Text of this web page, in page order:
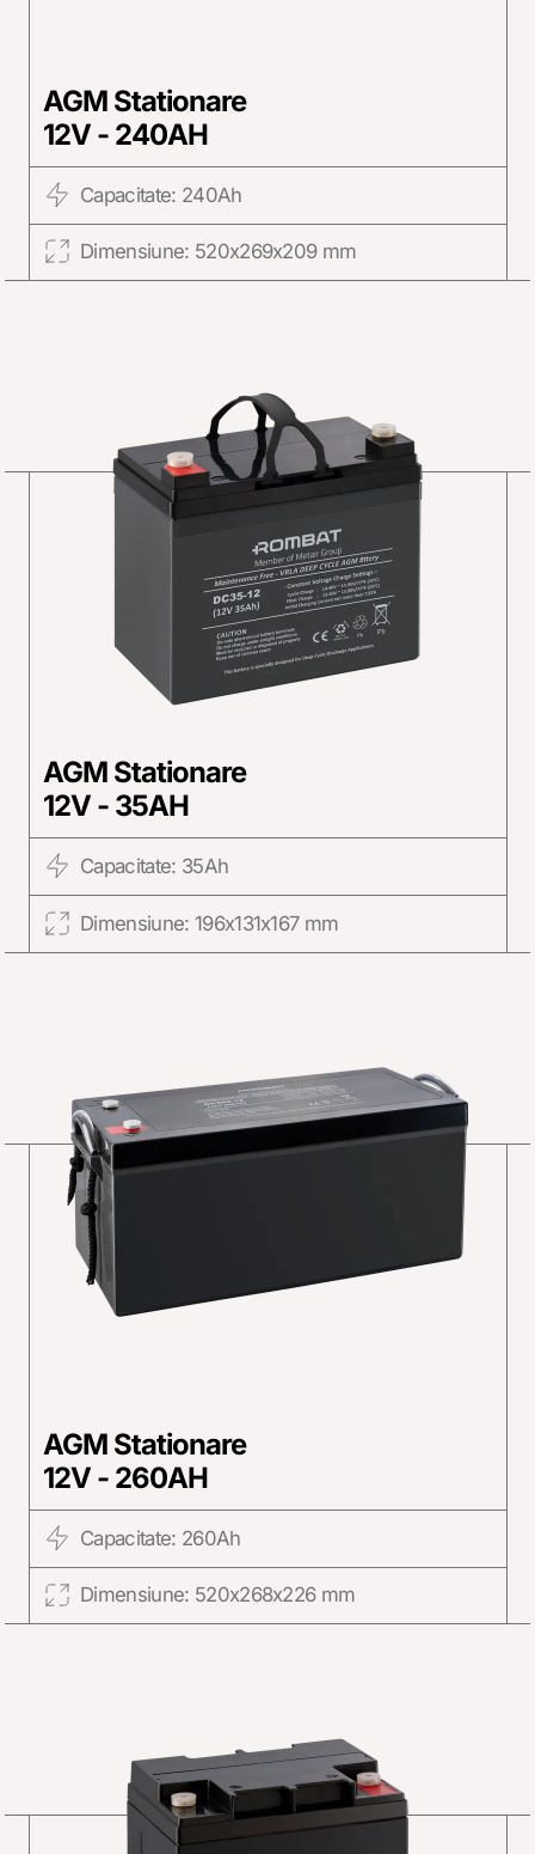
AGM Stationare
12V - 240AH
Capacitate: 240Ah
Dimensiune: 520x269x209 mm
AGM Stationare
12V - 35AH
Capacitate: 35Ah
Dimensiune: 196x131x167 mm
AGM Stationare
12V - 260AH
Capacitate: 260Ah
Dimensiune: 520x268x226 mm